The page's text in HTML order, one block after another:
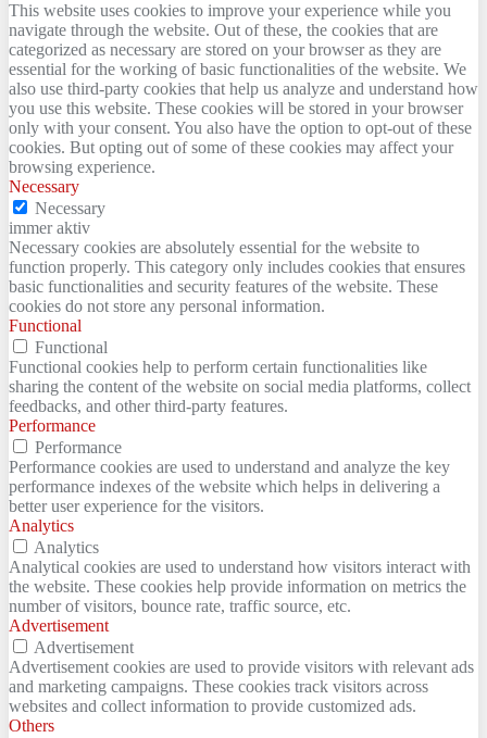
This website uses cookies to improve your experience while you
navigate through the website. Out of these, the cookies that are
categorized as necessary are stored on your browser as they are
essential for the working of basic functionalities of the website. We
also use third-party cookies that help us analyze and understand how
you use this website. These cookies will be stored in your browser
only with your consent. You also have the option to opt-out of these
cookies. But opting out of some of these cookies may affect your
browsing experience.
Necessary
Necessary
immer aktiv
Necessary cookies are absolutely essential for the website to
function properly. This category only includes cookies that ensures
basic functionalities and security features of the website. These
cookies do not store any personal information.
Functional
Functional
Functional cookies help to perform certain functionalities like
sharing the content of the website on social media platforms, collect
feedbacks, and other third-party features.
Performance
Performance
Performance cookies are used to understand and analyze the key
performance indexes of the website which helps in delivering a
better user experience for the visitors.
Analytics
Analytics
Analytical cookies are used to understand how visitors interact with
the website. These cookies help provide information on metrics the
number of visitors, bounce rate, traffic source, etc.
Advertisement
Advertisement
Advertisement cookies are used to provide visitors with relevant ads
and marketing campaigns. These cookies track visitors across
websites and collect information to provide customized ads.
Others